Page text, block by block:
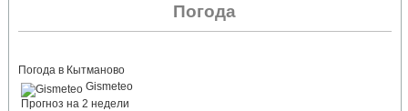
Погода
Погода в Кытманово
Gismeteo
Прогноз на 2 недели